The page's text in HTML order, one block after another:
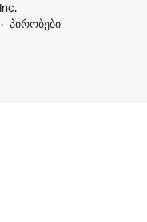
პირობები